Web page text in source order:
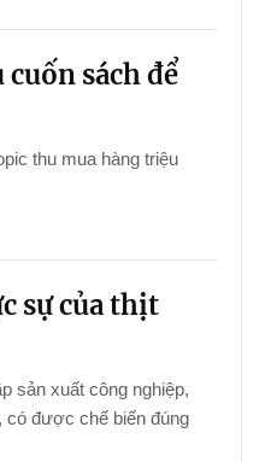
sách để
thu mua hàng triệu
sự của thịt
sản xuất công nghiệp,
có được chế biến đúng